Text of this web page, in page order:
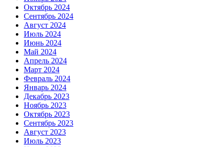
Октябрь 2024
Сентябрь 2024
Август 2024
Июль 2024
Июнь 2024
Май 2024
Апрель 2024
Март 2024
Февраль 2024
Январь 2024
Декабрь 2023
Ноябрь 2023
Октябрь 2023
Сентябрь 2023
Август 2023
Июль 2023